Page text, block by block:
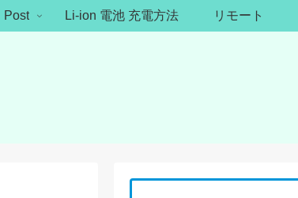
Post Li-ion 電池 充電方法 リモート